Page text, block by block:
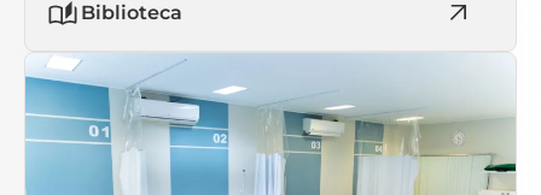
Biblioteca